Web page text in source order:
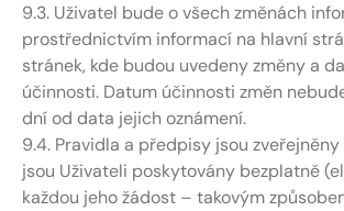
9.3. Uživatel bude o všech změnách
prostřednictvím informací na hlavní
stránek, kde budou uvedeny změny a
účinnosti. Datum účinnosti změn
dní od data jejich oznámení.
9.4. Pravidla a předpisy jsou
jsou Uživateli poskytovány bezplatně
každou jeho žádost – takovým